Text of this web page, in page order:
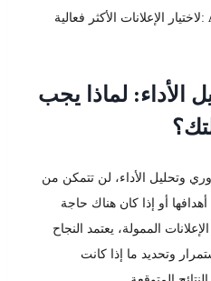
:لاختيار الإعلانات الأكثر فعالية
الأداء: لماذا يجب
وتحليل الأداء، لن تتمكن من
أو إذا كان هناك حاجة
الممولة، يعتمد النجاح
وتحديد ما إذا كانت